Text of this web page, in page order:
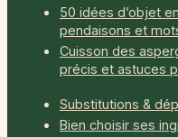
50 idées d’objet
pendaisons et
Cuisson des
précis et astuces
Substitutions &
Bien choisir ses